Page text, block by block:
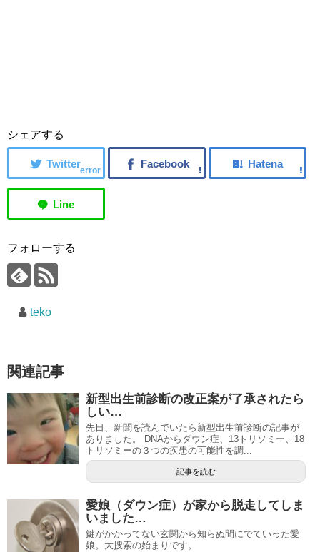
シェアする
error
フォローする
teko
関連記事
新型出生前診断の改正案が了承されたら
しい…
先日、新聞を読んでいたら新型出生前診断の記事が
ありました。 DNAからダウン症、13トリソミー、18
トリソミーの３つの疾患の可能性を調...
記事を読む
愛娘（ダウン症）が家から脱走してしま
いました…
鍵がかかってない玄関から知らぬ間にでていった愛
娘。大捜索の始まりです。